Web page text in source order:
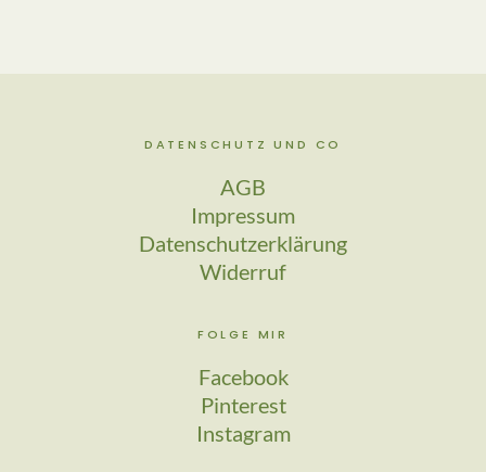
DATENSCHUTZ UND CO
AGB
Impressum
Datenschutzerklärung
Widerruf
FOLGE MIR
Facebook
Pinterest
Instagram